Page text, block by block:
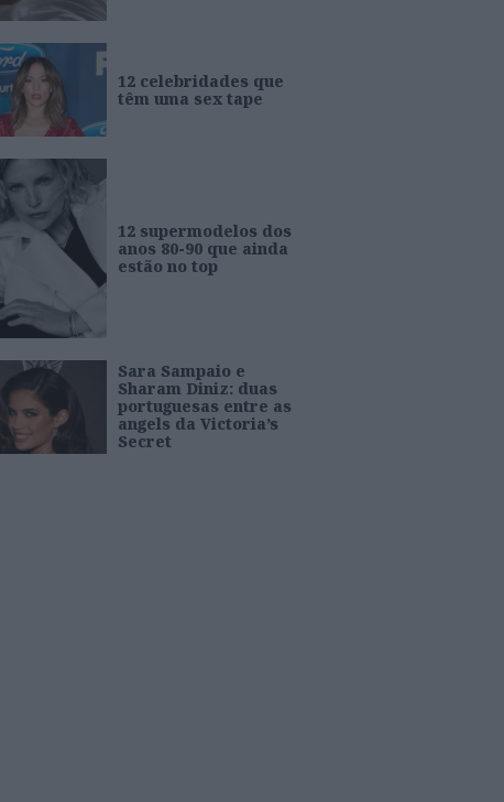
12 celebridades que
têm uma sex tape
12 supermodelos dos
anos 80-90 que ainda
estão no top
Sara Sampaio e
Sharam Diniz: duas
portuguesas entre as
angels da Victoria’s
Secret